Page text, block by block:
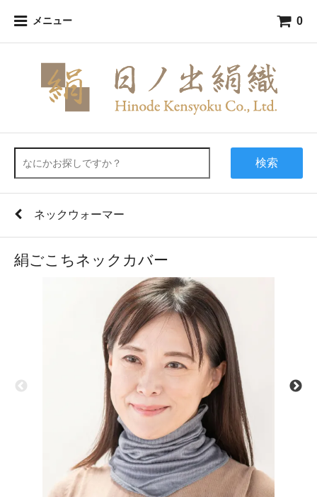
メニュー 0
検索
ネックウォーマー
絹ごこちネックカバー